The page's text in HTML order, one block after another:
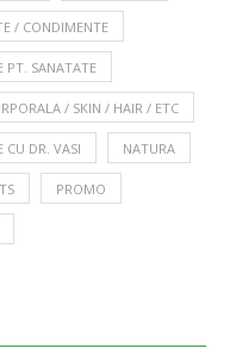
/ CONDIMENTE
PT. SANATATE
/ SKIN / HAIR / ETC
CU DR. VASI NATURA
PROMO